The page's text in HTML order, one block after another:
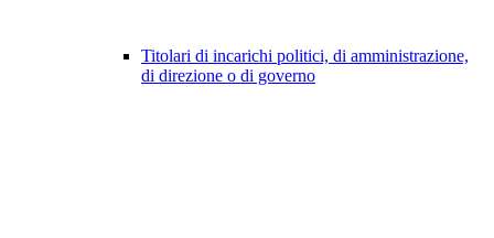
Titolari di incarichi politici, di amministrazione,
di direzione o di governo